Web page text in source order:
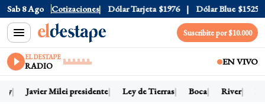
Sab 8 Ago Cotizaciones
Dólar Oficial $1520 Dólar Tarjeta $1976 Dólar Blue $1525
Suscribite por $10.000
EL DESTAPE
RADIO EN VIVO
Javier Milei presidente Ley de Tierras Boca River